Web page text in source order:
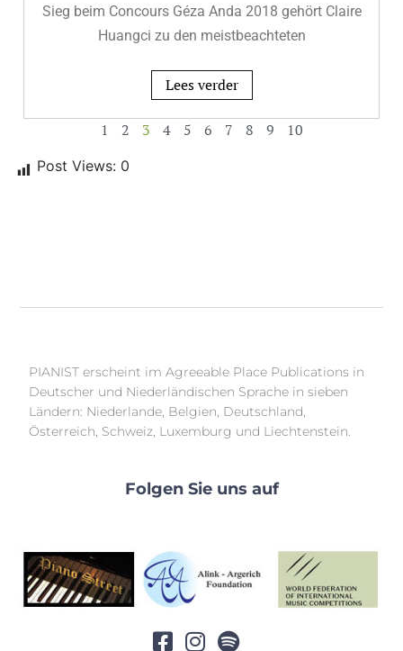
Sieg beim Concours Géza Anda 2018 gehört Claire
Huangci zu den meistbeachteten
Lees verder
1 2 3 4 5 6 7 8 9 10
Post Views: 0
PIANIST erscheint im Agreeable Place Publications in
Deutscher und Niederländischen Sprache in sieben
Ländern: Niederlande, Belgien, Deutschland,
Österreich, Schweiz, Luxemburg und Liechtenstein.
Folgen Sie uns auf